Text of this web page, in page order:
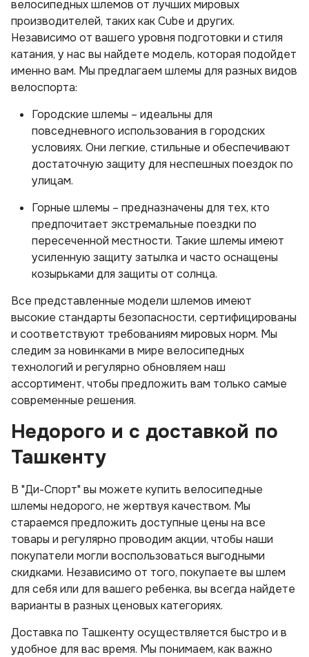
велосипедных шлемов от лучших мировых
производителей, таких как Cube и других.
Независимо от вашего уровня подготовки и стиля
катания, у нас вы найдете модель, которая подойдет
именно вам. Мы предлагаем шлемы для разных видов
велоспорта:
Городские шлемы – идеальны для
повседневного использования в городских
условиях. Они легкие, стильные и обеспечивают
достаточную защиту для неспешных поездок по
улицам.
Горные шлемы – предназначены для тех, кто
предпочитает экстремальные поездки по
пересеченной местности. Такие шлемы имеют
усиленную защиту затылка и часто оснащены
козырьками для защиты от солнца.
Все представленные модели шлемов имеют
высокие стандарты безопасности, сертифицированы
и соответствуют требованиям мировых норм. Мы
следим за новинками в мире велосипедных
технологий и регулярно обновляем наш
ассортимент, чтобы предложить вам только самые
современные решения.
Недорого и с доставкой по
Ташкенту
В "Ди-Спорт" вы можете купить велосипедные
шлемы недорого, не жертвуя качеством. Мы
стараемся предложить доступные цены на все
товары и регулярно проводим акции, чтобы наши
покупатели могли воспользоваться выгодными
скидками. Независимо от того, покупаете вы шлем
для себя или для вашего ребенка, вы всегда найдете
варианты в разных ценовых категориях.
Доставка по Ташкенту осуществляется быстро и в
удобное для вас время. Мы понимаем, как важно